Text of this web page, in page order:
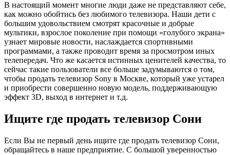
В настоящий момент многие люди даже не представляют себе,
как можно обойтись без любимого телевизора. Наши дети с
большим удовольствием смотрят красочные и добрые
мультики, взрослое поколение при помощи «голубого экрана»
узнает мировые новости, наслаждается спортивными
программами, а также проводит время за просмотром иных
телепередач. Что же касается истинных ценителей качества, то
сейчас такие пользователи все больше задумываются о том,
чтобы продать телевизор Sony в Москве, который уже устарел
и приобрести совершенно новую модель, поддерживающую
эффект 3D, выход в интернет и т.д.
Ищите где продать телевизор Сони
Если Вы не первый день ищите где продать телевизор Сони,
обращайтесь в наше предприятие. С большой уверенностью